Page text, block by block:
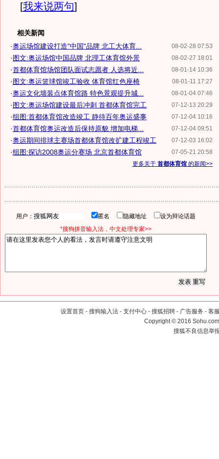
[我来说两句]
相关新闻
08-02-28 07:53
·奥运场馆建设打造"中国"品牌 北工大体育...
08-02-27 18:01
·图文:奥运场馆中国品牌 北理工体育馆外景
08-01-14 10:36
·首都体育馆场馆团队面试志愿者 人选将近...
08-01-11 17:27
·图文:奥运篮球馆竣工验收 体育馆红色座椅
08-01-04 07:46
·奥运文化墙装点体育馆路 特色景观提升城...
07-12-13 20:29
·图文:奥运场馆建设最后冲刺 首都体育馆完工
07-12-04 10:16
·组图:首都体育馆改造竣工 静待百年奥运盛事
07-12-04 09:51
·首都体育馆奥运改造后保持原貌 增加电梯...
07-12-03 16:02
·奥运期间排球主赛场首都体育馆改扩建工程竣工
07-05-21 20:58
·组图:探访2008奥运分赛场 北京首都体育馆
更多关于 首都体育馆 的新闻>>
用户： 匿名 隐藏地址
设为辩论话题
*搜狗拼音输入法，中文处理专家>>
设置首页 - 搜狗输入法 - 支付中心 - 搜狐招聘 - 广告服务 - 客
Copyright©2016
搜狐不良信息举